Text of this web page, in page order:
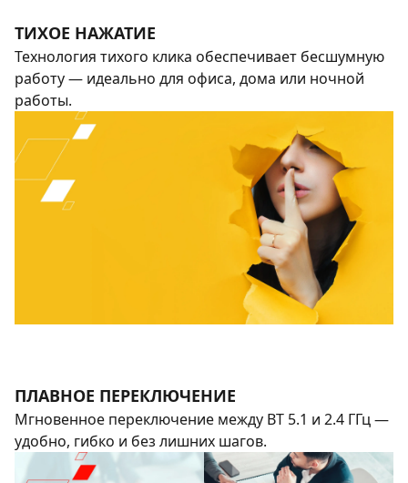
ТИХОЕ НАЖАТИЕ
Технология тихого клика обеспечивает бесшумную
работу — идеально для офиса, дома или ночной
работы.
ПЛАВНОЕ ПЕРЕКЛЮЧЕНИЕ
Мгновенное переключение между BT 5.1 и 2.4 ГГц —
удобно, гибко и без лишних шагов.